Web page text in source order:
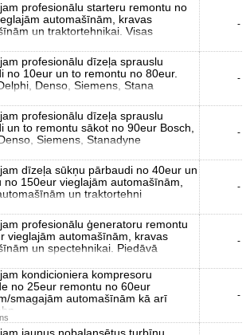
profesionālu starteru remontu no
automašīnām, kravas
un traktortehnikai. Visas
-
profesionālu dīzeļa sprauslu
no 10eur un to remontu no 80eur.
Denso, Siemens, Stana
-
profesionālu dīzeļa sprauslu
un to remontu sākot no 90eur Bosch,
Siemens, Stanadyne
-
dīzeļa sūkņu pārbaudi no 40eur un
no 150eur vieglajām automašīnām,
un traktortehni
-
profesionālu ģeneratoru remontu
vieglajām automašīnām, kravas
un spectehnikai. Piedāvā
-
kondicioniera kompresoru
no 25eur remontu no 60eur
smagajām automašīnām kā arī
-